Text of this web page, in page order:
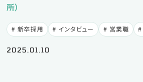
所）
新卒採用 インタビュー 営業職
2025.01.10